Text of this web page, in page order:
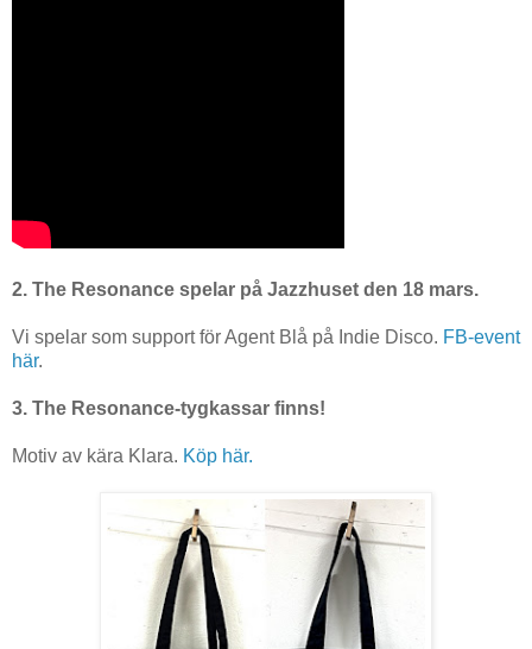
2. The Resonance spelar på Jazzhuset den 18 mars.
Vi spelar som support för Agent Blå på Indie Disco. FB-event
här.
3. The Resonance-tygkassar finns!
Motiv av kära Klara. Köp här.